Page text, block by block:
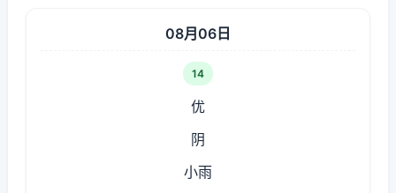
08月06日
14
优
阴
小雨